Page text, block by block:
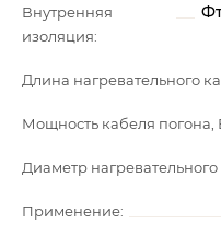
Внутренняя
изоляция:
Длина нагревательного
Мощность кабеля погона,
Диаметр
Применение: